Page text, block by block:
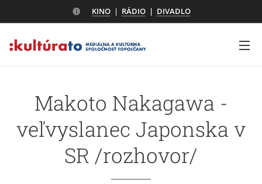
KINO| RÁDIO| DIVADLO
Makoto Nakagawa -
veľvyslanec Japonska v
SR /rozhovor/